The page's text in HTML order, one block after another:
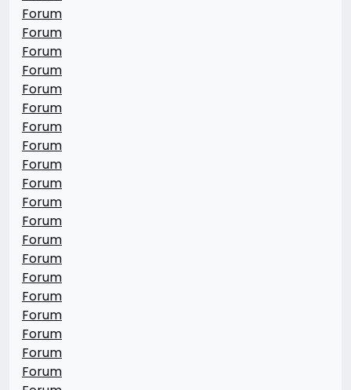
Forum
Forum
Forum
Forum
Forum
Forum
Forum
Forum
Forum
Forum
Forum
Forum
Forum
Forum
Forum
Forum
Forum
Forum
Forum
Forum